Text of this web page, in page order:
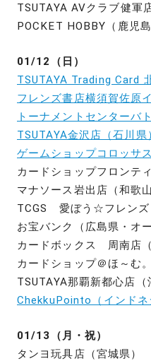
TSUTAYA AVクラブ健軍
POCKET HOBBY（鹿児島
01/12（日）
TSUTAYA Trading Card
フレンズ書店横須賀佐原
トーナメントセンターバ
TSUTAYA金沢店（石川県
ゲームショップコロッサ
カードショップフロンテ
マナソース岩出店（和歌山
TCGS 愛ぼう☆フレンズ
お宝バンク（広島県・オ
カードボックス 周南店（
カードショップ＠ほ～む
TSUTAYA那覇新都心店（
ChekkuPointo（インドネ
01/13（月・祝）
タンヨ玩具店（宮城県）